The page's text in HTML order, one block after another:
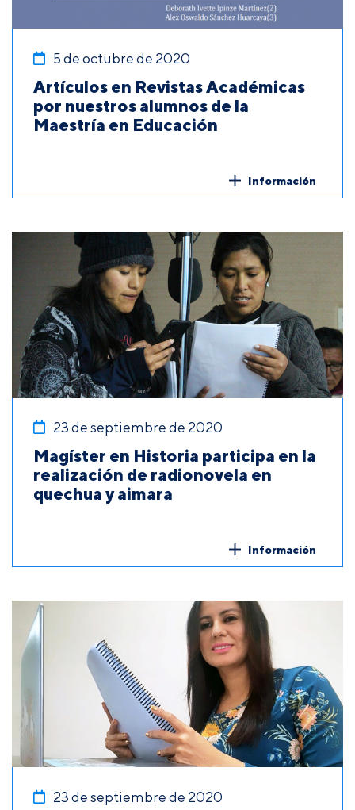
5 de octubre de 2020
Artículos en Revistas Académicas
por nuestros alumnos de la
Maestría en Educación
Información
23 de septiembre de 2020
Magíster en Historia participa en la
realización de radionovela en
quechua y aimara
Información
23 de septiembre de 2020